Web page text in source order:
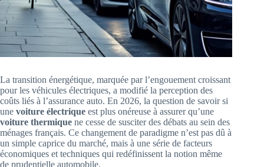
La transition énergétique, marquée par l’engouement croissant
pour les véhicules électriques, a modifié la perception des
coûts liés à l’assurance auto. En 2026, la question de savoir si
une voiture électrique est plus onéreuse à assurer qu’une
voiture thermique ne cesse de susciter des débats au sein des
ménages français. Ce changement de paradigme n’est pas dû à
un simple caprice du marché, mais à une série de facteurs
économiques et techniques qui redéfinissent la notion même
de prudentielle automobile.